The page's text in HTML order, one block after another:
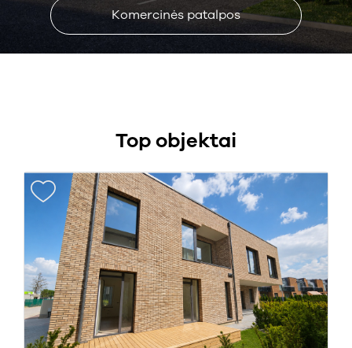
Komercinės patalpos
Top objektai